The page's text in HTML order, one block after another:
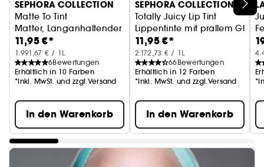
SEPHORA COLLECTION
Matte To Tint
Matter, Langanhaltender Lip Tint
11,95 €*
1.991,67 € / 1L
6Bewertungen
Erhältlich in 10 Farben
*Inkl. MwSt. und zzgl.Versand
In den Warenkorb
SEPHORA COLLECTION
Totally Juicy Lip Tint
Lippentinte mit prallem Glanz
11,95 €*
2.172,73 € / 1L
66Bewertungen
Erhältlich in 12 Farben
*Inkl. MwSt. und zzgl.Versand
In den Warenkorb